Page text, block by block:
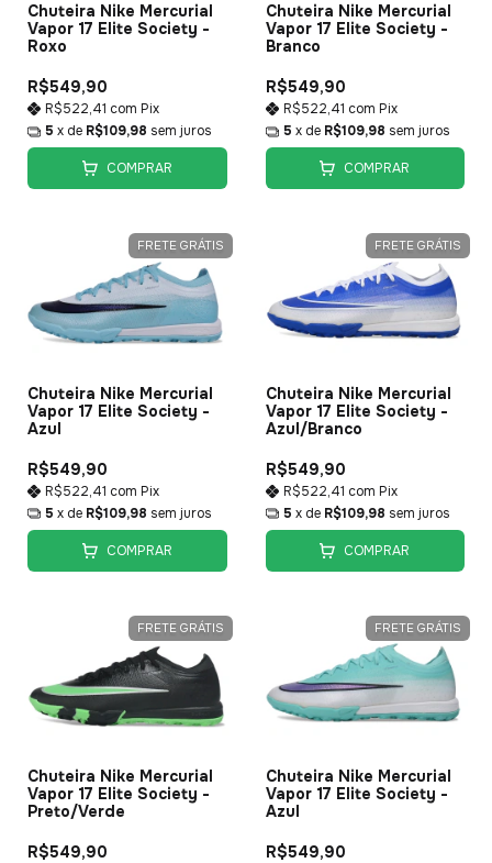
Chuteira Nike Mercurial
Vapor 17 Elite Society -
Roxo
R$549,90
R$522,41 com Pix
5 x de R$109,98 sem juros
COMPRAR
Chuteira Nike Mercurial
Vapor 17 Elite Society -
Branco
R$549,90
R$522,41 com Pix
5 x de R$109,98 sem juros
COMPRAR
FRETE GRÁTIS
Chuteira Nike Mercurial
Vapor 17 Elite Society -
Azul
R$549,90
R$522,41 com Pix
5 x de R$109,98 sem juros
COMPRAR
FRETE GRÁTIS
Chuteira Nike Mercurial
Vapor 17 Elite Society -
Azul/Branco
R$549,90
R$522,41 com Pix
5 x de R$109,98 sem juros
COMPRAR
FRETE GRÁTIS
Chuteira Nike Mercurial
Vapor 17 Elite Society -
Preto/Verde
R$549,90
FRETE GRÁTIS
Chuteira Nike Mercurial
Vapor 17 Elite Society -
Azul
R$549,90